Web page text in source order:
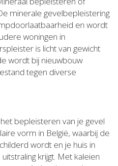
minerale gevelbepleistering
en wordt
woningen in
is licht van gewicht
wordt bij nieuwbouw
tegen diverse
bepleisteren van je gevel
vorm in België, waarbij de
wordt en je huis in
krijgt. Met kaleien